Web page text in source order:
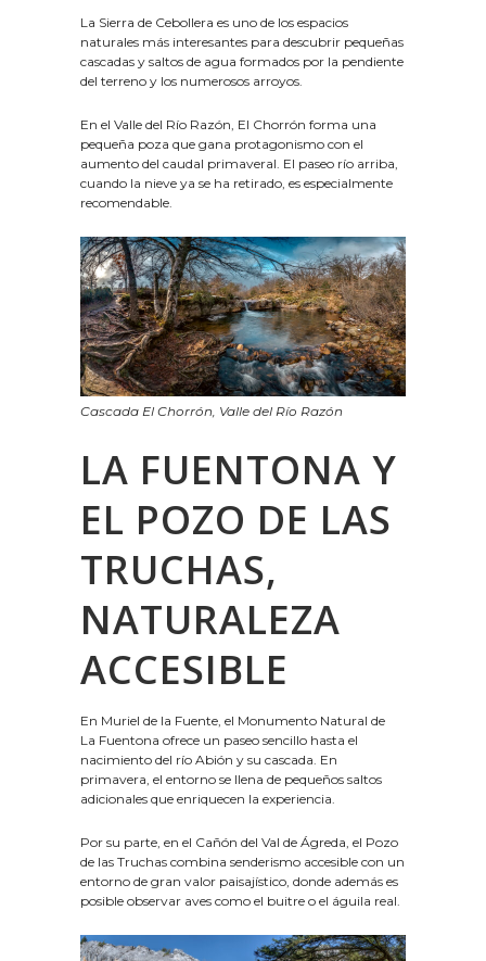
La Sierra de Cebollera es uno de los espacios
naturales más interesantes para descubrir pequeñas
cascadas y saltos de agua formados por la pendiente
del terreno y los numerosos arroyos.
En el Valle del Río Razón, El Chorrón forma una
pequeña poza que gana protagonismo con el
aumento del caudal primaveral. El paseo río arriba,
cuando la nieve ya se ha retirado, es especialmente
recomendable.
Cascada El Chorrón, Valle del Río Razón
LA FUENTONA Y
EL POZO DE LAS
TRUCHAS,
NATURALEZA
ACCESIBLE
En Muriel de la Fuente, el Monumento Natural de
La Fuentona ofrece un paseo sencillo hasta el
nacimiento del río Abión y su cascada. En
primavera, el entorno se llena de pequeños saltos
adicionales que enriquecen la experiencia.
Por su parte, en el Cañón del Val de Ágreda, el Pozo
de las Truchas combina senderismo accesible con un
entorno de gran valor paisajístico, donde además es
posible observar aves como el buitre o el águila real.